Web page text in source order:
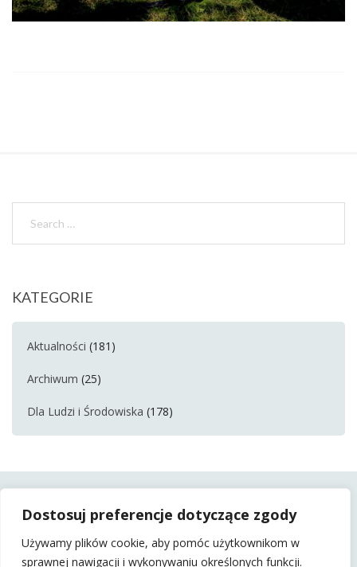
Dostosuj preferencje dotyczące zgody
Używamy plików cookie, aby pomóc użytkownikom w
sprawnej nawigacji i wykonywaniu określonych funkcji.
KATEGORIE
Aktualności (181)
Archiwum (25)
Dla Ludzi i Środowiska (178)